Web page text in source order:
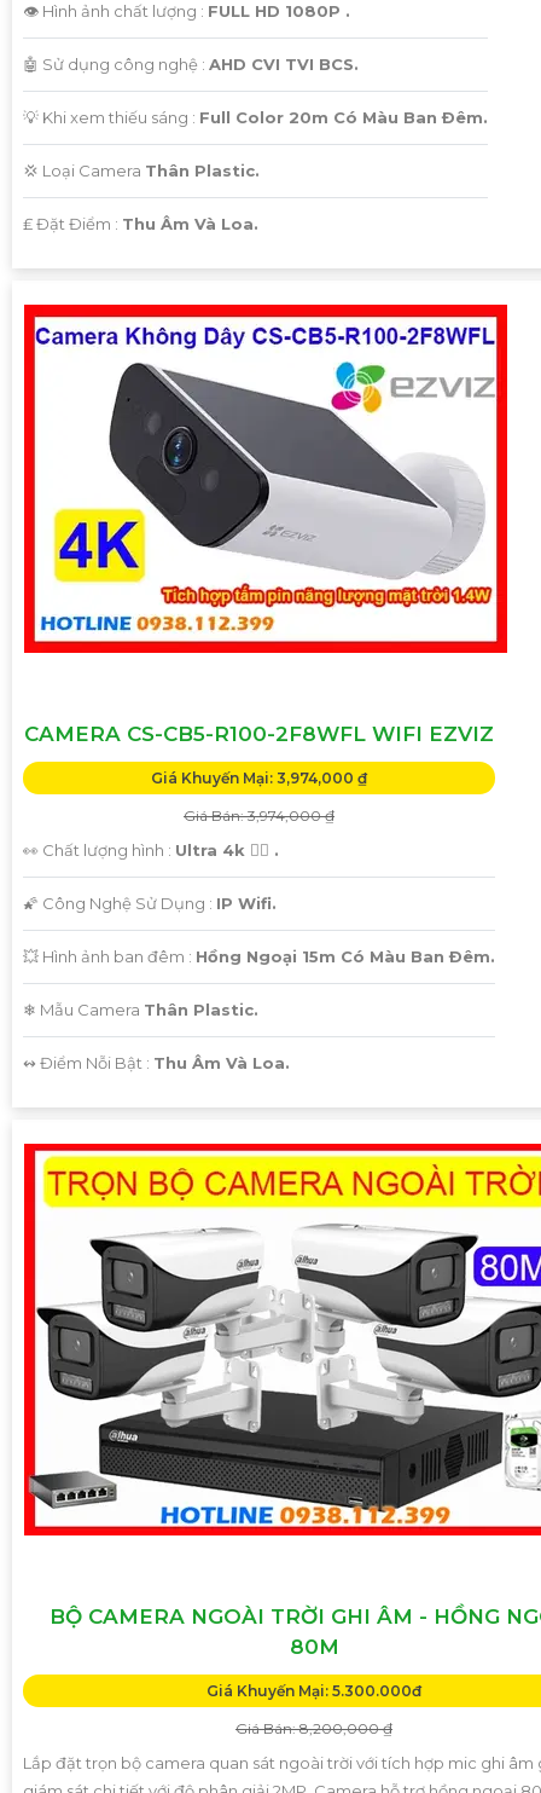
👁 Hình ảnh chất lượng : FULL HD 1080P .
🤖️ Sử dụng công nghệ : AHD CVI TVI BCS.
💡 Khi xem thiếu sáng : Full Color 20m Có Màu Ban Ðêm.
💢 Loại Camera Thân Plastic.
️₤ Đặt Điểm : Thu Âm Và Loa.
CAMERA CS-CB5-R100-2F8WFL WIFI EZVIZ
Giá Khuyến Mại: 3,974,000 ₫
Giá Bán: 3,974,000 ₫
👀 Chất lượng hình : Ultra 4k 👍🏾 .
🌠 Công Nghệ Sử Dụng : IP Wifi.
💥 Hình ảnh ban đêm : Hồng Ngoại 15m Có Màu Ban Ðêm.
❄ Mẫu Camera Thân Plastic.
️↭ Điểm Nỗi Bật : Thu Âm Và Loa.
BỘ CAMERA NGOÀI TRỜI GHI ÂM - HỒNG
80M
Giá Khuyến Mại: 5.300.000đ
Giá Bán: 8,200,000 ₫
Lắp đặt trọn bộ camera quan sát ngoài trời với tích hợp mic ghi âm